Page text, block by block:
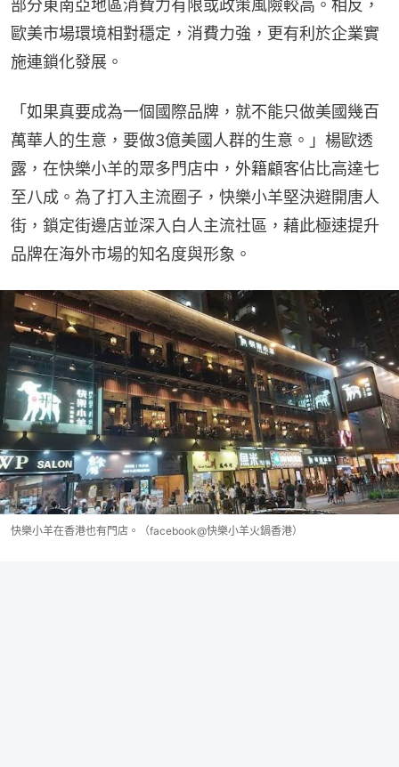
部分東南亞地區消費力有限或政策風險較高。相反，
歐美市場環境相對穩定，消費力強，更有利於企業實
施連鎖化發展。
「如果真要成為一個國際品牌，就不能只做美國幾百
萬華人的生意，要做3億美國人群的生意。」楊歐透
露，在快樂小羊的眾多門店中，外籍顧客佔比高達七
至八成。為了打入主流圈子，快樂小羊堅決避開唐人
街，鎖定街邊店並深入白人主流社區，藉此極速提升
品牌在海外市場的知名度與形象。
快樂小羊在香港也有門店。（facebook@快樂小羊火鍋香港）